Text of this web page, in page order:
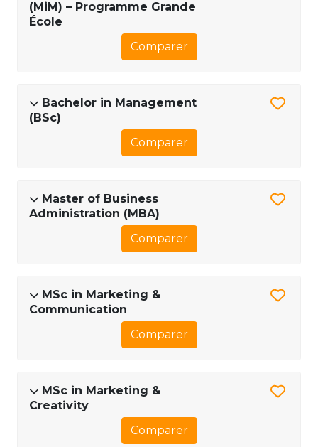
(MiM) – Programme Grande
École
Comparer
Bachelor in Management
(BSc)
Comparer
Master of Business
Administration (MBA)
Comparer
MSc in Marketing &
Communication
Comparer
MSc in Marketing &
Creativity
Comparer